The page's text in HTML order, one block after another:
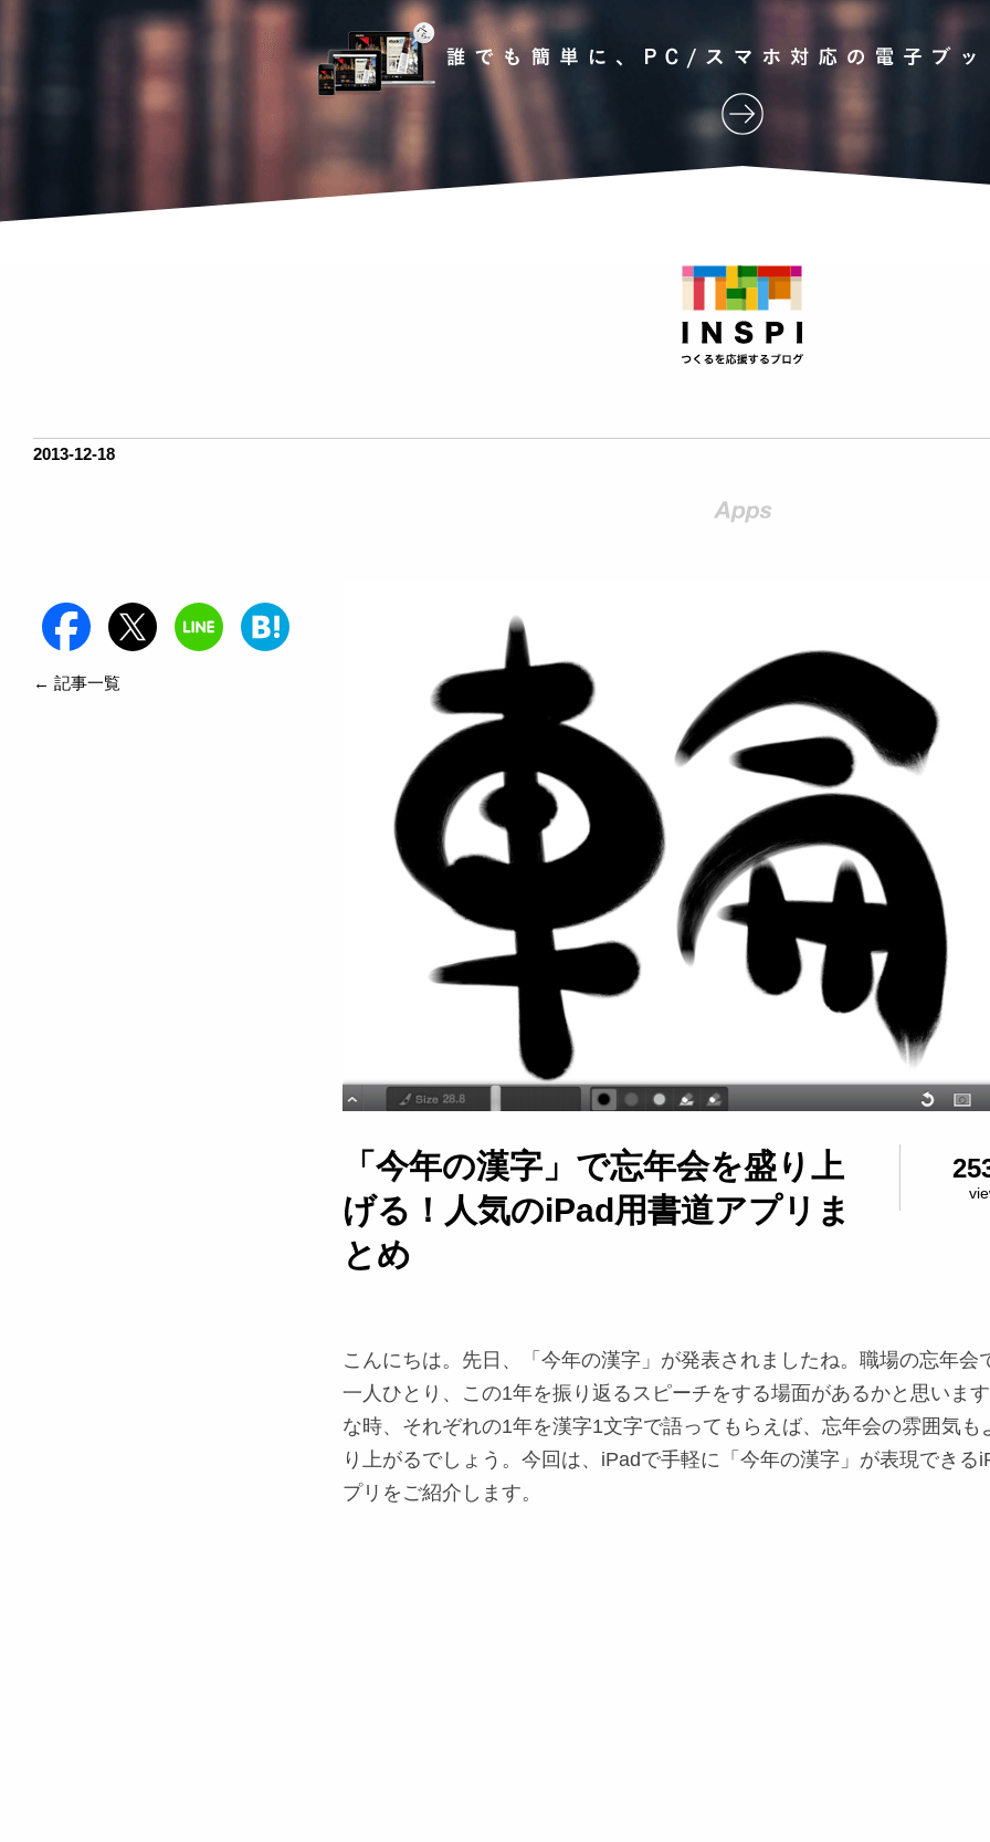
2013-12-18
「今年の漢字」で忘年会を盛り上
げる！人気のiPad用書道アプリま
とめ
こんにちは。先日、「今年の漢字」が発表されましたね。職場の忘年会
一人ひとり、この1年を振り返るスピーチをする場面があるかと思いま
な時、それぞれの1年を漢字1文字で語ってもらえば、忘年会の雰囲気も
り上がるでしょう。今回は、iPadで手軽に「今年の漢字」が表現できる
プリをご紹介します。
← 記事一覧